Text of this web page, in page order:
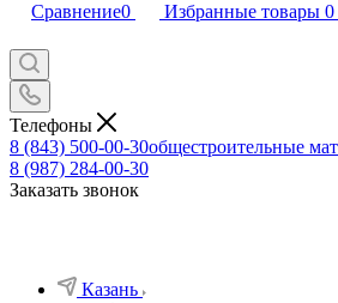
Сравнение0 Избранные товары 0
Телефоны
8 (843) 500-00-30общестроительные
8 (987) 284-00-30
Заказать звонок
Казань